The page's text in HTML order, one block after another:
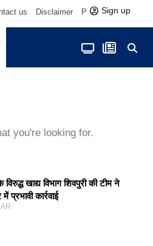
us Disclaimer Privacy Policy
Sign up
you're looking for.
खाद्य विभाग शिवपुरी की टीम ने
प्रभावी कार्रवाई